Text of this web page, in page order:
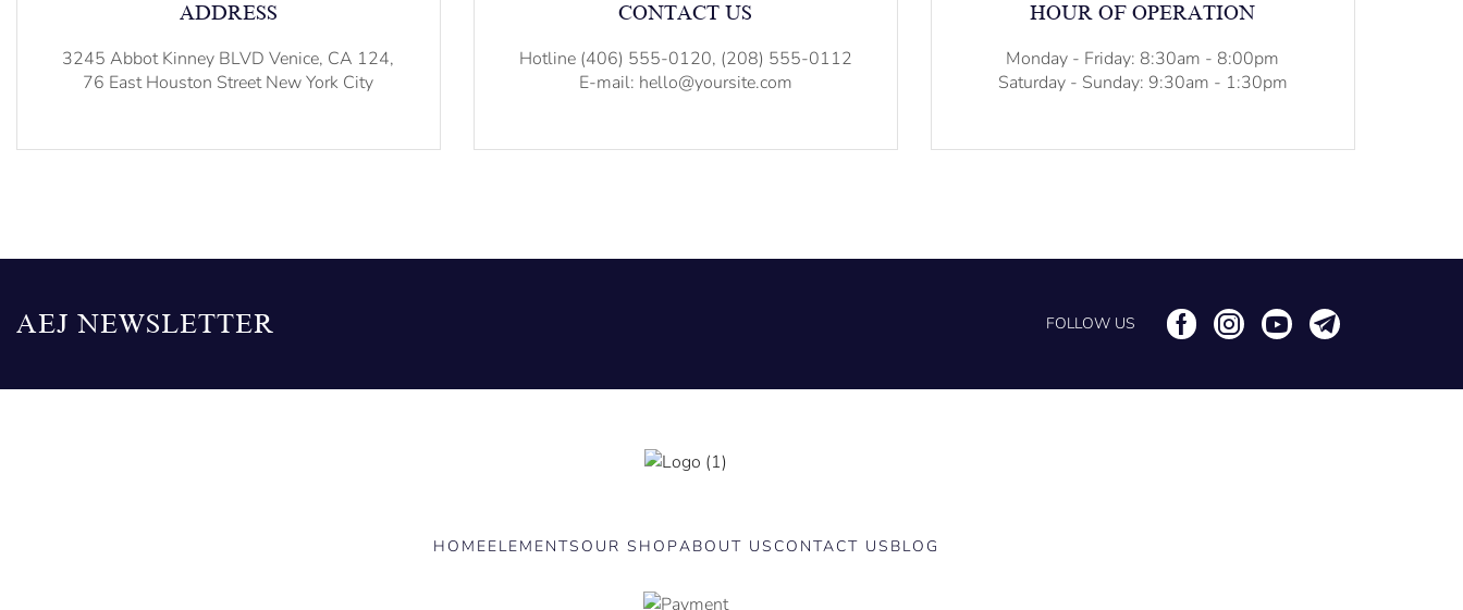
ADDRESS
3245 Abbot Kinney BLVD Venice, CA 124,
76 East Houston Street New York City
CONTACT US
Hotline (406) 555-0120, (208) 555-0112
E-mail: hello@yoursite.com
HOUR OF OPERATION
Monday - Friday: 8:30am - 8:00pm
Saturday - Sunday: 9:30am - 1:30pm
AEJ NEWSLETTER FOLLOW US
HOMEELEMENTS OUR SHOPABOUT US CONTACT US BLOG